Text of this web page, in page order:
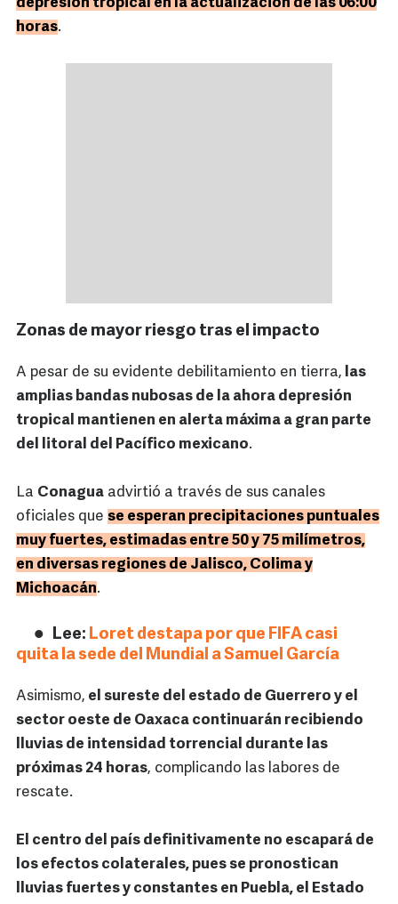
depresión tropical en la actualización de las 06:00
horas.
Zonas de mayor riesgo tras el impacto
A pesar de su evidente debilitamiento en tierra, las
amplias bandas nubosas de la ahora depresión
tropical mantienen en alerta máxima a gran parte
del litoral del Pacífico mexicano.
La Conagua advirtió a través de sus canales
oficiales que se esperan precipitaciones puntuales
muy fuertes, estimadas entre 50 y 75 milímetros,
en diversas regiones de Jalisco, Colima y
Michoacán.
Lee: Loret destapa por que FIFA casi
quita la sede del Mundial a Samuel García
Asimismo, el sureste del estado de Guerrero y el
sector oeste de Oaxaca continuarán recibiendo
lluvias de intensidad torrencial durante las
próximas 24 horas, complicando las labores de
rescate.
El centro del país definitivamente no escapará de
los efectos colaterales, pues se pronostican
lluvias fuertes y constantes en Puebla, el Estado